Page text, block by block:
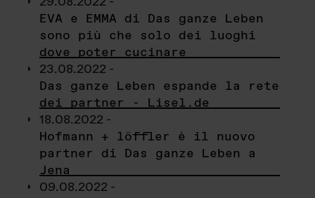
EVA e EMMA di Das ganze Leben
sono più che solo dei luoghi
dove poter cucinare
23.08.2022 -
Das ganze Leben espande la rete
dei partner - Lisel.de
18.08.2022 -
Hofmann + löffler è il nuovo
partner di Das ganze Leben a
Jena
09.08.2022 -